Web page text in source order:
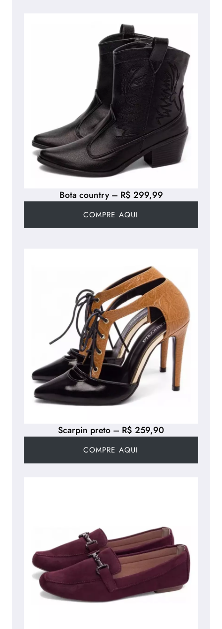
Scarpin preto – R$ 259,90
COMPRE AQUI
Bota country – R$ 299,99
COMPRE AQUI